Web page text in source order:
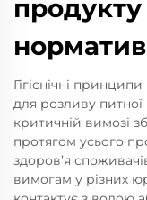
продукту
Гігієнічні
для розливу
критичній вимозі
протягом усього
здоров’я
вимогам у різних